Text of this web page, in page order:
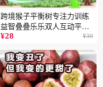
跨境猴子平衡树专注力训练
益智叠叠乐乐双人互动平衡
儿童玩具批发
¥28 ¥30